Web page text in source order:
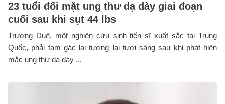
23 tuổi đối mặt ung thư dạ dày giai đoạn
cuối sau khi sụt 44 lbs
Trương Duệ, một nghiên cứu sinh tiến sĩ xuất sắc tại Trung
Quốc, phải tạm gác lại tương lai tươi sáng sau khi phát hiện
mắc ung thư dạ dày ...